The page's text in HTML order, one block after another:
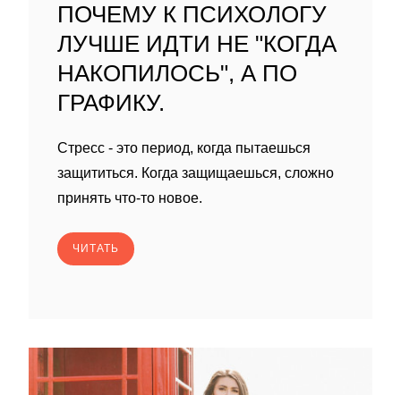
ПОЧЕМУ К ПСИХОЛОГУ
ЛУЧШЕ ИДТИ НЕ "КОГДА
НАКОПИЛОСЬ", А ПО
ГРАФИКУ.
Стресс - это период, когда пытаешься
защититься. Когда защищаешься, сложно
принять что-то новое.
ЧИТАТЬ